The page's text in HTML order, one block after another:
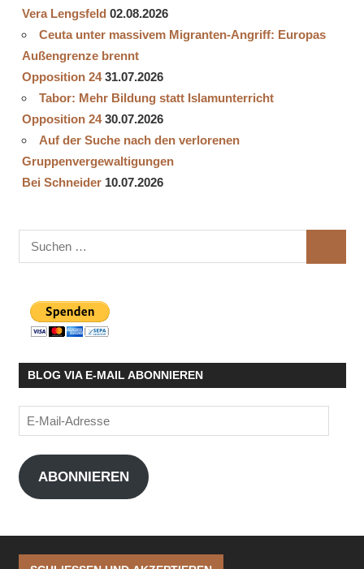
Vera Lengsfeld 02.08.2026
Ceuta unter massivem Migranten-Angriff: Europas
Außengrenze brennt
Opposition 24 31.07.2026
Tabor: Mehr Bildung statt Islamunterricht
Opposition 24 30.07.2026
Auf der Suche nach den verlorenen
Gruppenvergewaltigungen
Bei Schneider 10.07.2026
Suchen
nach:
BLOG VIA E-MAIL ABONNIEREN
E-
Mail-
Adresse
ABONNIEREN